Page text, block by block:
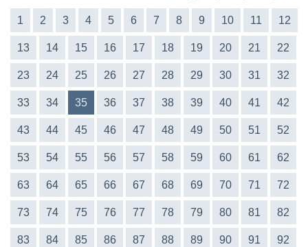
1 2 3 4 5 6 7 8 9 10 11 12
13 14 15 16 17 18 19 20 21 22
23 24 25 26 27 28 29 30 31 32
33 34 35 36 37 38 39 40 41 42
43 44 45 46 47 48 49 50 51 52
53 54 55 56 57 58 59 60 61 62
63 64 65 66 67 68 69 70 71 72
73 74 75 76 77 78 79 80 81 82
83 84 85 86 87 88 89 90 91 92